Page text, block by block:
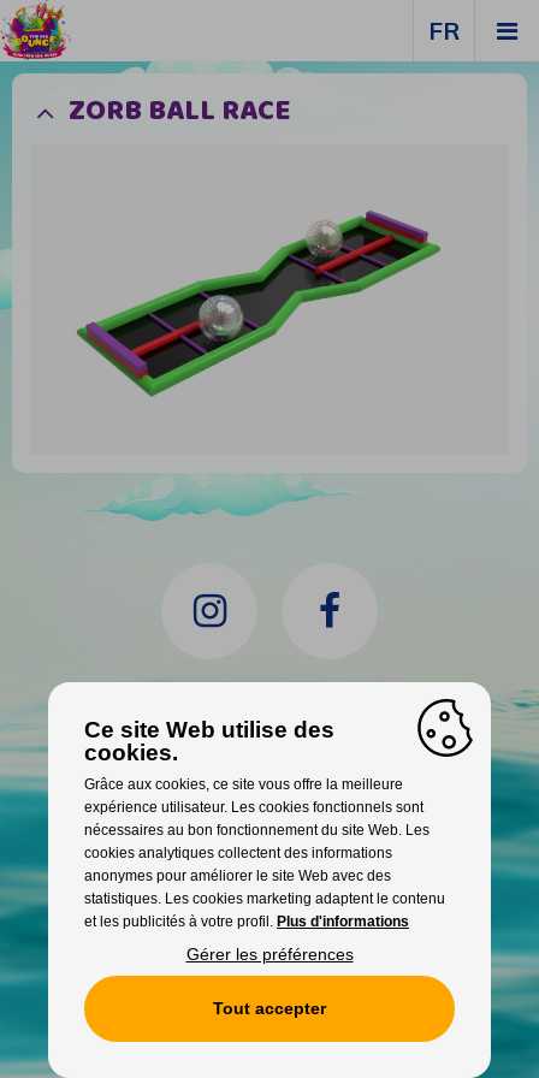
FR
ZORB BALL RACE
INFO
PARTENAIRES
CONTACT
Cookies
Ce site Web utilise des
cookies.
Grâce aux cookies, ce site vous offre la meilleure
expérience utilisateur. Les cookies fonctionnels sont
nécessaires au bon fonctionnement du site Web. Les
cookies analytiques collectent des informations
anonymes pour améliorer le site Web avec des
statistiques. Les cookies marketing adaptent le contenu
et les publicités à votre profil. Plus d'informations
Gérer les préférences
Tout accepter